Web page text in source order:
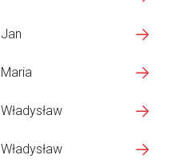
Jan
Maria
Władysław
Władysław